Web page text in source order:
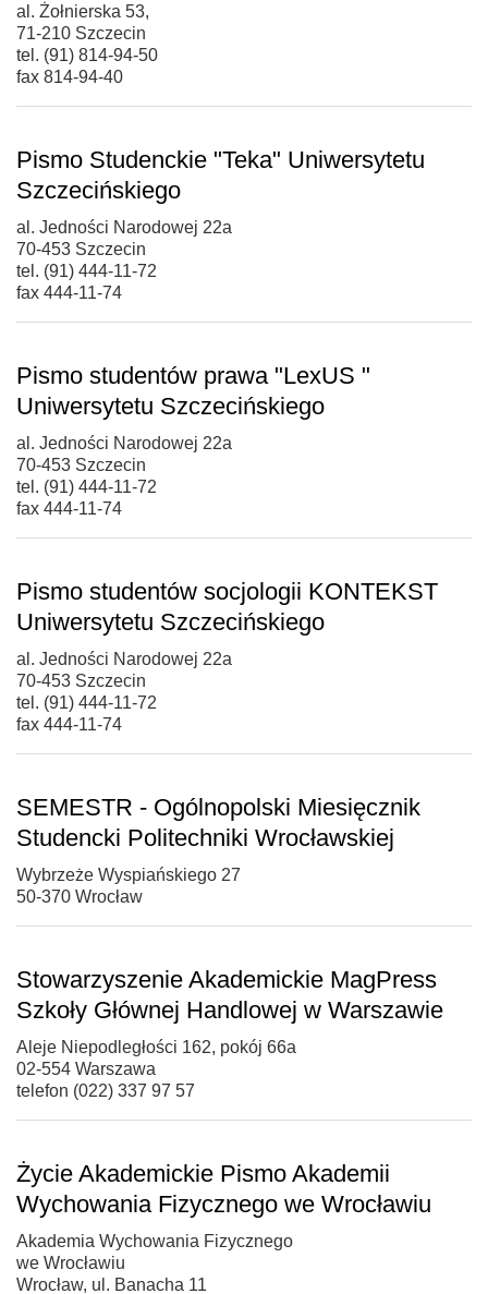
al. Żołnierska 53,
71-210 Szczecin
tel. (91) 814-94-50
fax 814-94-40
Pismo Studenckie "Teka" Uniwersytetu
Szczecińskiego
al. Jedności Narodowej 22a
70-453 Szczecin
tel. (91) 444-11-72
fax 444-11-74
Pismo studentów prawa "LexUS "
Uniwersytetu Szczecińskiego
al. Jedności Narodowej 22a
70-453 Szczecin
tel. (91) 444-11-72
fax 444-11-74
Pismo studentów socjologii KONTEKST
Uniwersytetu Szczecińskiego
al. Jedności Narodowej 22a
70-453 Szczecin
tel. (91) 444-11-72
fax 444-11-74
SEMESTR - Ogólnopolski Miesięcznik
Studencki Politechniki Wrocławskiej
Wybrzeże Wyspiańskiego 27
50-370 Wrocław
Stowarzyszenie Akademickie MagPress
Szkoły Głównej Handlowej w Warszawie
Aleje Niepodległości 162, pokój 66a
02-554 Warszawa
telefon (022) 337 97 57
Życie Akademickie Pismo Akademii
Wychowania Fizycznego we Wrocławiu
Akademia Wychowania Fizycznego
we Wrocławiu
Wrocław, ul. Banacha 11